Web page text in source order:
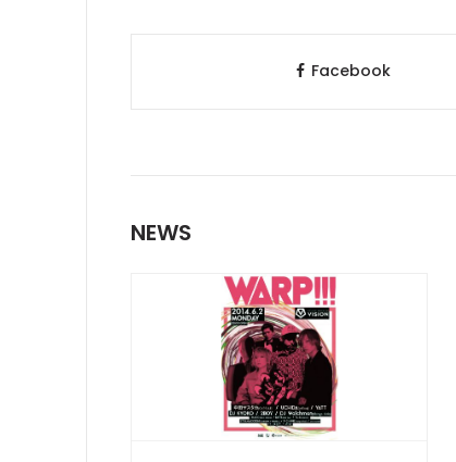
Facebook
NEWS